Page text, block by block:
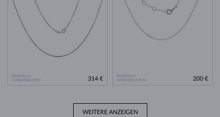
ROSÉGOLD
OHNE EDELSTEIN
314 €
ROSÉGOLD
OHNE EDELSTEIN
200 €
WEITERE ANZEIGEN